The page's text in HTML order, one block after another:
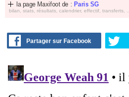
la page Maxifoot de : Paris SG
bilan, stats, résultats, calendrier, effectif, transferts, ...
Partager sur Facebook